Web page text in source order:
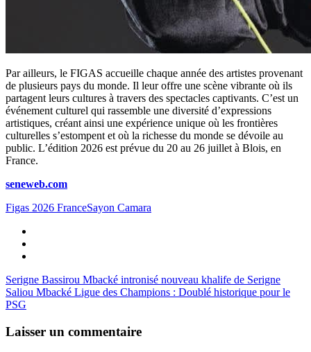
Par ailleurs, le FIGAS accueille chaque année des artistes provenant
de plusieurs pays du monde. Il leur offre une scène vibrante où ils
partagent leurs cultures à travers des spectacles captivants. C’est un
événement culturel qui rassemble une diversité d’expressions
artistiques, créant ainsi une expérience unique où les frontières
culturelles s’estompent et où la richesse du monde se dévoile au
public. L’édition 2026 est prévue du 20 au 26 juillet à Blois, en
France.
seneweb.com
Figas 2026 FranceSayon Camara
Serigne Bassirou Mbacké intronisé nouveau khalife de Serigne
Saliou Mbacké Ligue des Champions : Doublé historique pour le
PSG
Laisser un commentaire